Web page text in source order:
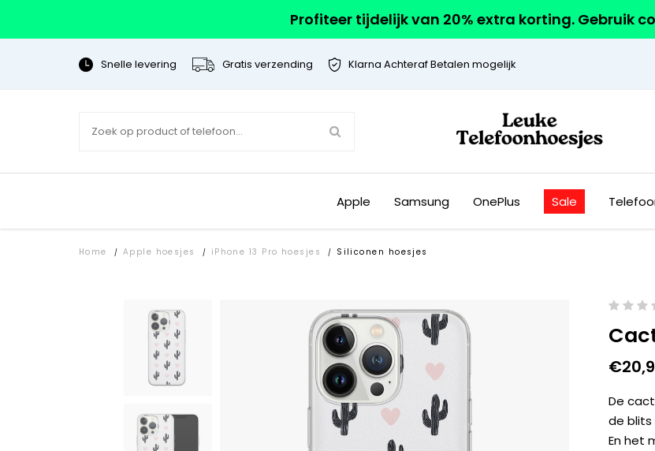
Profiteer tijdelijk van 20% extra korting. Gebruik
Snelle levering Gratis verzending Klarna Achteraf Betalen mogelijk
Apple Samsung OnePlus Sale
Home / Apple hoesjes / iPhone 13 Pro hoesjes / Siliconen hoesjes
De
de
En het